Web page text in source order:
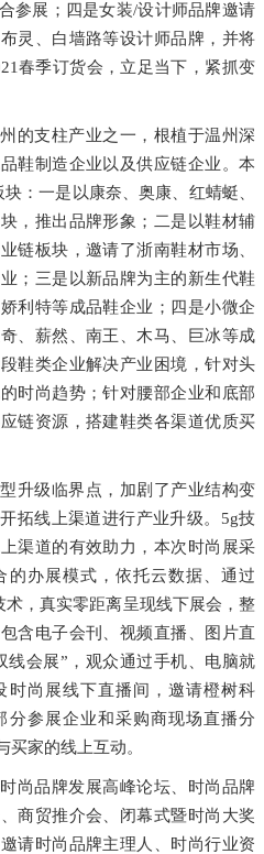
参展；四是女装/设计师品牌邀请
灵、白墙路等设计师品牌，并将
春季订货会，立足当下，紧抓变
的支柱产业之一，根植于温州深
鞋制造企业以及供应链企业。本
：一是以康奈、奥康、红蜻蜓、
，推出品牌形象；二是以鞋材辅
链板块，邀请了浙南鞋材市场、
；三是以新品牌为主的新生代鞋
利特等成品鞋企业；四是小微企
、薪然、南王、木马、巨冰等成
鞋类企业解决产业困境，针对头
时尚趋势；针对腰部企业和底部
链资源，搭建鞋类各渠道优质买
升级临界点，加剧了产业结构变
拓线上渠道进行产业升级。5g技
渠道的有效助力，本次时尚展采
的办展模式，依托云数据、通过
，真实零距离呈现线下展会，整
含电子会刊、视频直播、图片直
线会展”，观众通过手机、电脑就
时尚展线下直播间，邀请橙树科
分参展企业和采购商现场直播分
家的线上互动。
尚品牌发展高峰论坛、时尚品牌
商贸推介会、闭幕式暨时尚大奖
请时尚品牌主理人、时尚行业资